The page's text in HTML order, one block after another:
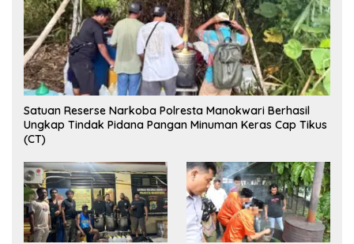
Satuan Reserse Narkoba Polresta Manokwari Berhasil
Ungkap Tindak Pidana Pangan Minuman Keras Cap Tikus
(CT)